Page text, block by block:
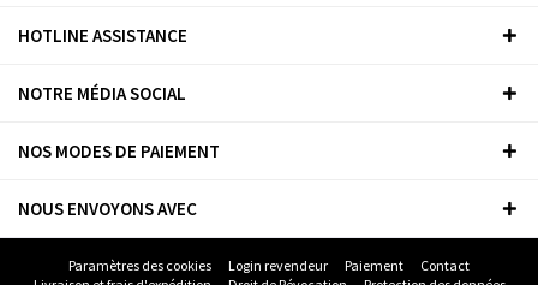
HOTLINE ASSISTANCE
NOTRE MÉDIA SOCIAL
NOS MODES DE PAIEMENT
NOUS ENVOYONS AVEC
Paramètres des cookies Login revendeur Paiement
Contact